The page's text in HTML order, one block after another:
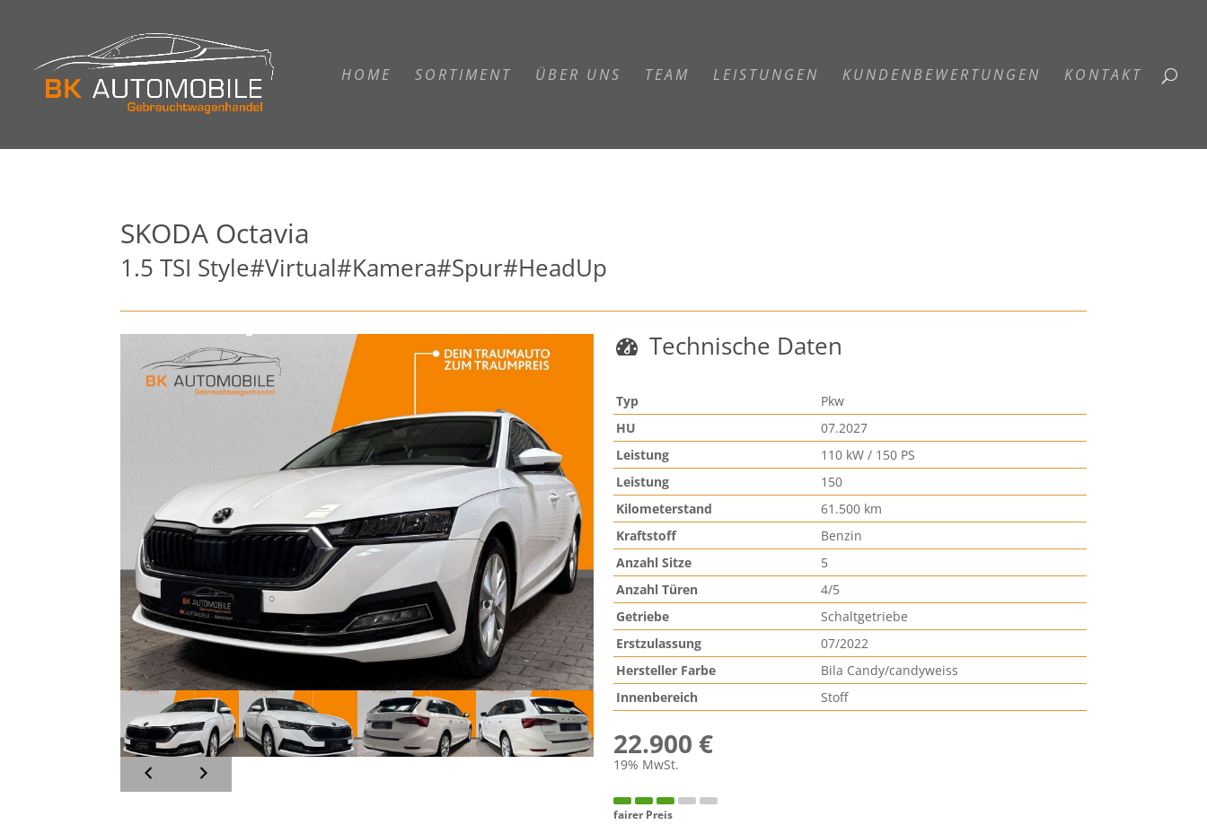
HOME SORTIMENT ÜBER UNS TEAM LEISTUNGEN KUNDENBEWERTUNGEN KONTAKT
SKODA Octavia
1.5 TSI Style#Virtual#Kamera#Spur#HeadUp
Technische Daten
Typ
Pkw
HU
07.2027
Leistung
110 kW / 150 PS
Leistung
150
Kilometerstand
61.500 km
Kraftstoff
Benzin
Anzahl Sitze
5
Anzahl Türen
4/5
Getriebe
Schaltgetriebe
Erstzulassung
07/2022
Hersteller Farbe
Bila Candy/candyweiss
Innenbereich
Stoff
22.900 €
19% MwSt.
fairer Preis